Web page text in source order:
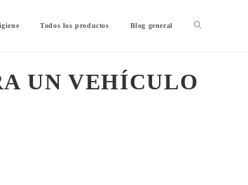
Todos los productos Blog general
UN VEHÍCULO